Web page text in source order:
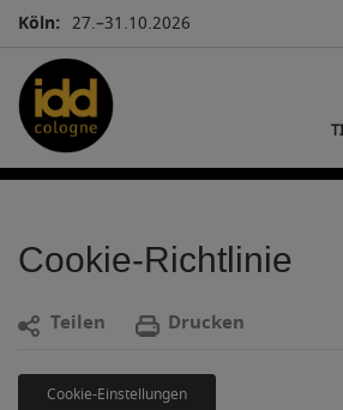
Köln: 27.–31.10.2026
Cookie-Richtlinie
Teilen Drucken
Cookie-Einstellungen